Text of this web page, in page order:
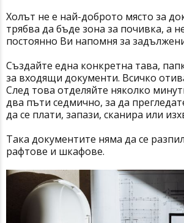
Холът не е най-доброто място за
трябва да бъде зона за почивка, а
постоянно Ви напомня за
Създайте една конкретна тава,
за входящи документи. Всичко
След това отделяйте няколко
два пъти седмично, за да
да се плати, запази, сканира или
Така документите няма да се
рафтове и шкафове.